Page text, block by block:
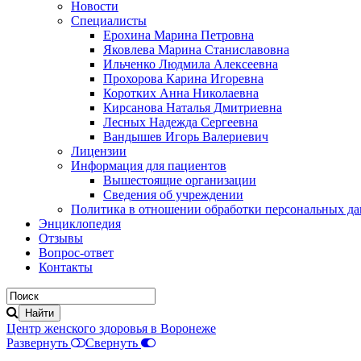
Новости
Специалисты
Ерохина Марина Петровна
Яковлева Марина Станиславовна
Ильченко Людмила Алексеевна
Прохорова Карина Игоревна
Коротких Анна Николаевна
Кирсанова Наталья Дмитриевна
Лесных Надежда Сергеевна
Вандышев Игорь Валериевич
Лицензии
Информация для пациентов
Вышестоящие организации
Сведения об учреждении
Политика в отношении обработки персональных
Энциклопедия
Отзывы
Вопрос-ответ
Контакты
Центр женского здоровья в Воронеже
Развернуть
Свернуть